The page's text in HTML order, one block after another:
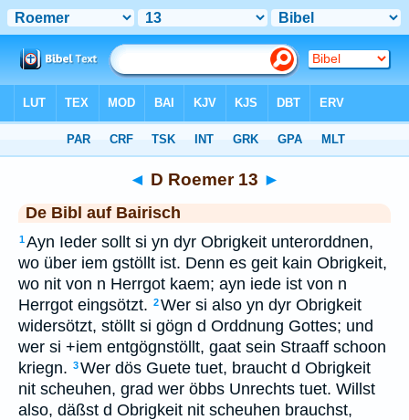
◄ D Roemer 13 ►
De Bibl auf Bairisch
1Ayn Ieder sollt si yn dyr Obrigkeit unterorddnen,
wo über iem gstöllt ist. Denn es geit kain Obrigkeit,
wo nit von n Herrgot kaem; ayn iede ist von n
Herrgot eingsötzt. 2Wer si also yn dyr Obrigkeit
widersötzt, stöllt si gögn d Orddnung Gottes; und
wer si +iem entgögnstöllt, gaat sein Straaff schoon
kriegn. 3Wer dös Guete tuet, braucht d Obrigkeit
nit scheuhen, grad wer öbbs Unrechts tuet. Willst
also, däßst d Obrigkeit nit scheuhen brauchst,